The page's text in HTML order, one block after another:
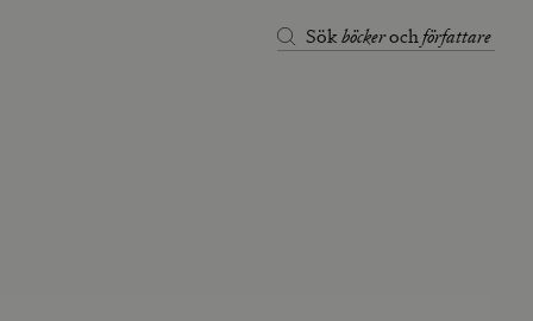
Sökböckerochförfattare